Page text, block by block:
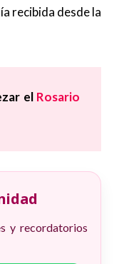
recibida desde la
el Rosario
y recordatorios